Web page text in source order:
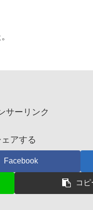
サーリンク
ェアする
Facebook
コピ